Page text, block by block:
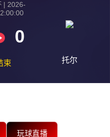
| 2026-
0
束 托尔
玩球直播